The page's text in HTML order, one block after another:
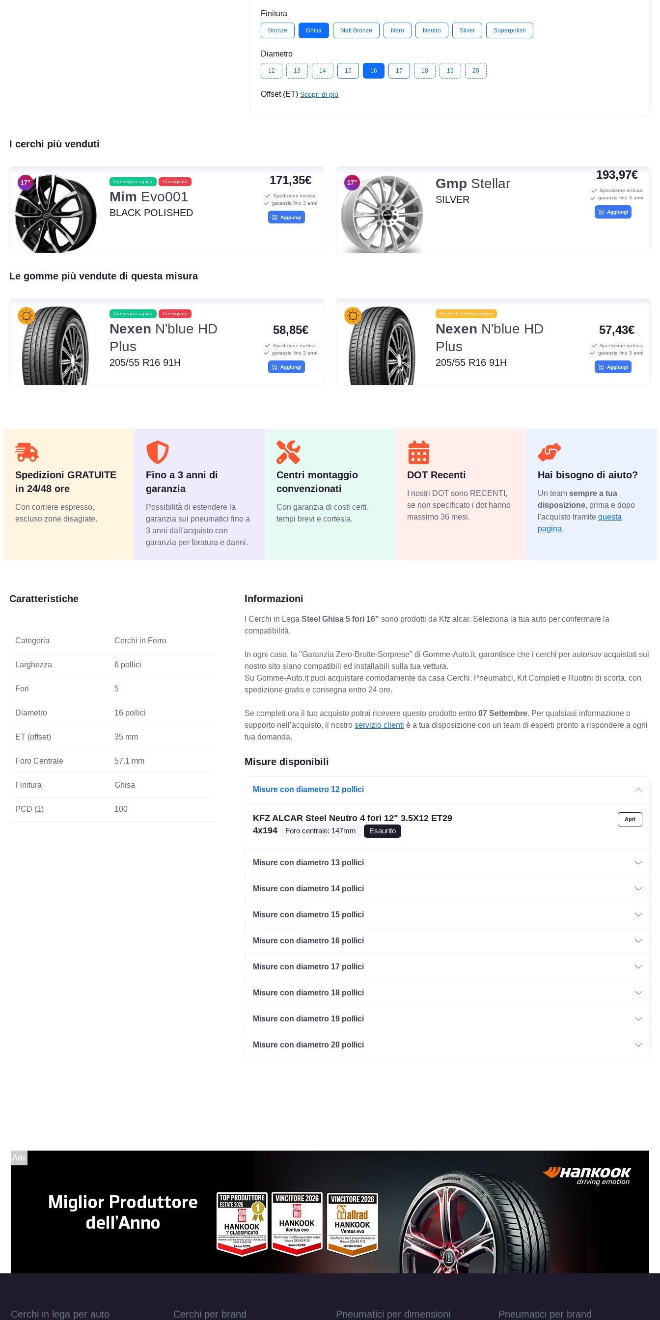
Finitura
Bronze Ghisa Matt Bronze Nero Neutro Silver Superpolish
Diametro
12 13 14 15 16 17 18 19 20
Offset (ET)Scopri di più
I cerchi più venduti
17" Consegna rapida Consigliato
Mim Evo001
BLACK POLISHED
171,35€
Spedizione inclusa
garanzia fino 3 anni
Aggiungi
17" Gmp Stellar
SILVER
193,97€
Spedizione inclusa
garanzia fino 3 anni
Aggiungi
Le gomme più vendute di questa misura
Consegna rapida Consigliato
Nexen N'blue HD
Plus
205/55 R16 91H
58,85€
Spedizione inclusa
garanzia fino 3 anni
Aggiungi
Anche in Contrassegno
Nexen N'blue HD
Plus
205/55 R16 91H
57,43€
Spedizione inclusa
garanzia fino 3 anni
Aggiungi
Spedizioni GRATUITE
in 24/48 ore
Con corriere espresso,
escluso zone disagiate.
Fino a 3 anni di
garanzia
Possibilità di estendere la
garanzia sui pneumatici fino a
3 anni dall'acquisto con
garanzia per foratura e danni.
Centri montaggio
convenzionati
Con garanzia di costi certi,
tempi brevi e cortesia.
DOT Recenti
I nostri DOT sono RECENTI,
se non specificato i dot hanno
massimo 36 mesi.
Hai bisogno di aiuto?
Un team sempre a tua
disposizione, prima e dopo
l'acquisto tramite questa
pagina.
Caratteristiche
Categoria Cerchi in Ferro
Larghezza 6 pollici
Fori 5
Diametro 16 pollici
ET (offset) 35 mm
Foro Centrale 57.1 mm
Finitura Ghisa
PCD (1) 100
Informazioni
I Cerchi in LegaSteel Ghisa 5 fori 16" sono prodotti da Kfz alcar. Seleziona la tua auto per confermare la
compatibilità.
In ogni caso, la "Garanzia Zero-Brutte-Sorprese" di Gomme-Auto.it, garantisce che i cerchi per auto/suv acquistati sul
nostro sito siano compatibili ed installabili sulla tua vettura.
Su Gomme-Auto.it puoi acquistare comodamente da casa Cerchi, Pneumatici, Kit Completi e Ruotini di scorta, con
spedizione gratis e consegna entro 24 ore.
Se completi ora il tuo acquisto potrai ricevere questo prodotto entro07 Settembre. Per qualsiasi informazione o
supporto nell’acquisto, il nostroservizio clienti è a tua disposizione con un team di esperti pronto a rispondere a ogni
tua domanda.
Misure disponibili
Misure con diametro 12 pollici
KFZ ALCAR Steel Neutro 4 fori 12" 3.5X12 ET29
4x194
Foro centrale: 147mm Esaurito
Misure con diametro 13 pollici
Misure con diametro 14 pollici
Misure con diametro 15 pollici
Misure con diametro 16 pollici
Misure con diametro 17 pollici
Misure con diametro 18 pollici
Misure con diametro 19 pollici
Misure con diametro 20 pollici
Adv
Cerchi in lega per auto Cerchi per brand Pneumatici per dimensioni Pneumatici per brand